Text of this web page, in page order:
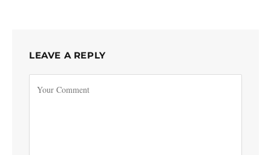
LEAVE A REPLY